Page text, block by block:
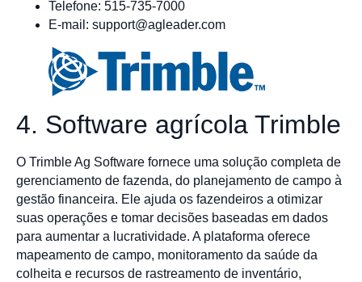
Telefone: 515-735-7000
E-mail: support@agleader.com
4. Software agrícola Trimble
O Trimble Ag Software fornece uma solução completa de
gerenciamento de fazenda, do planejamento de campo à
gestão financeira. Ele ajuda os fazendeiros a otimizar
suas operações e tomar decisões baseadas em dados
para aumentar a lucratividade. A plataforma oferece
mapeamento de campo, monitoramento da saúde da
colheita e recursos de rastreamento de inventário,